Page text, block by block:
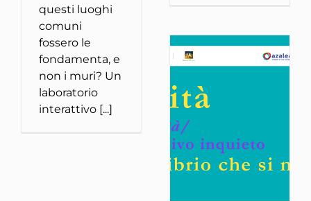
questi luoghi
comuni
fossero le
fondamenta, e
non i muri? Un
laboratorio
interattivo [...]